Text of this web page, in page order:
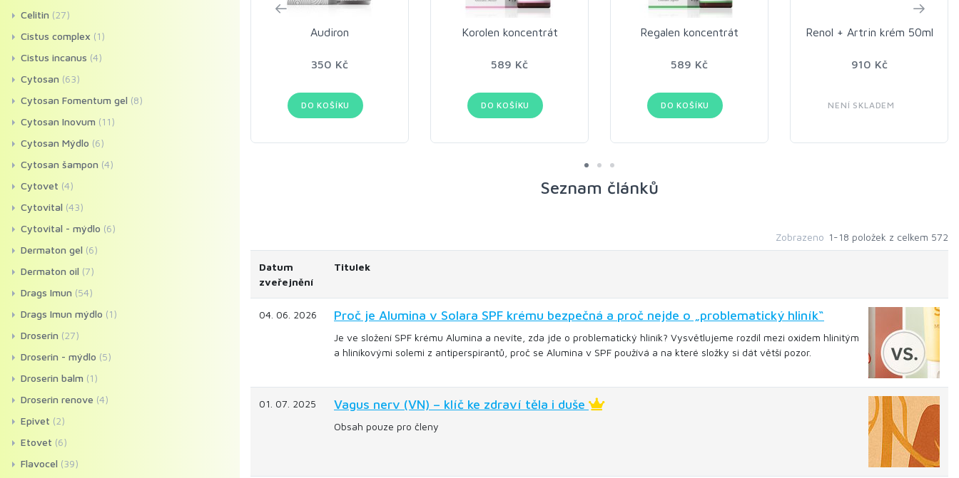
Audiron
350 Kč
DO KOŠÍKU
Korolen koncentrát
589 Kč
DO KOŠÍKU
Regalen koncentrát
589 Kč
DO KOŠÍKU
Renol + Artrin krém 50ml
910 Kč
NENÍ SKLADEM
Seznam článků
Zobrazeno 1-18 položek z celkem 572
Datum
zveřejnění
Titulek
04. 06. 2026 Proč je Alumina v Solara SPF krému bezpečná a proč nejde o „problematický hliník“
Je ve složení SPF krému Alumina a nevíte, zda jde o problematický hliník? Vysvětlujeme rozdíl mezi oxidem hlinitým
a hliníkovými solemi z antiperspirantů, proč se Alumina v SPF používá a na které složky si dát větší pozor.
01. 07. 2025 Vagus nerv (VN) – klíč ke zdraví těla i duše
Obsah pouze pro členy
Celitin (27)
Cistus complex (1)
Cistus incanus (4)
Cytosan (63)
Cytosan Fomentum gel (8)
Cytosan Inovum (11)
Cytosan Mýdlo (6)
Cytosan šampon (4)
Cytovet (4)
Cytovital (43)
Cytovital - mýdlo (6)
Dermaton gel (6)
Dermaton oil (7)
Drags Imun (54)
Drags Imun mýdlo (1)
Droserin (27)
Droserin - mýdlo (5)
Droserin balm (1)
Droserin renove (4)
Epivet (2)
Etovet (6)
Flavocel (39)